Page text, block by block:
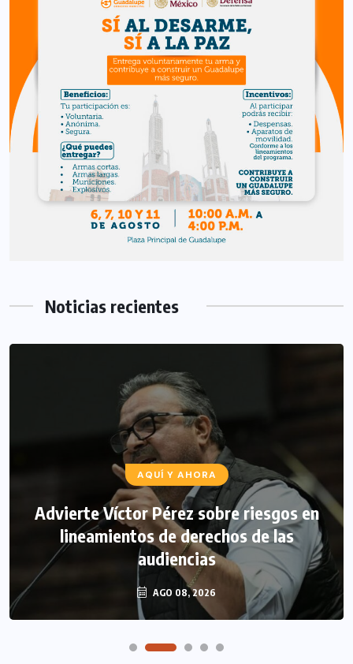
Noticias recientes
AQUÍ Y AHORA
Advierte Víctor Pérez sobre riesgos en
lineamientos de derechos de las
audiencias
AGO 08, 2026